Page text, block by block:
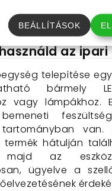
az
az
telepítése
bármely
vagy lámpákhoz.
van.
hátulján
majd az
ügyelve a
BEÁLLÍTÁSOK